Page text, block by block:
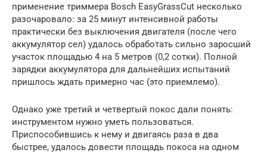
применение триммера Bosch EasyGrassCut несколько
разочаровало: за 25 минут интенсивной работы
практически без выключения двигателя (после чего
аккумулятор сел) удалось обработать сильно заросший
участок площадью 4 на 5 метров (0,2 сотки). Полной
зарядки аккумулятора для дальнейших испытаний
пришлось ждать примерно час (это приемлемо).
Однако уже третий и четвертый покос дали понять:
инструментом нужно уметь пользоваться.
Приспособившись к нему и двигаясь раза в два
быстрее, удалось довести площадь покоса на одном